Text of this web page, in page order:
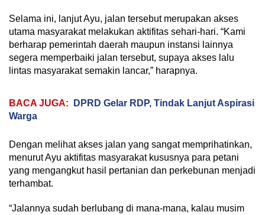
Selama ini, lanjut Ayu, jalan tersebut merupakan akses
utama masyarakat melakukan aktifitas sehari-hari. “Kami
berharap pemerintah daerah maupun instansi lainnya
segera memperbaiki jalan tersebut, supaya akses lalu
lintas masyarakat semakin lancar,” harapnya.
BACA JUGA:
DPRD Gelar RDP, Tindak Lanjut Aspirasi
Warga
Dengan melihat akses jalan yang sangat memprihatinkan,
menurut Ayu aktifitas masyarakat kususnya para petani
yang mengangkut hasil pertanian dan perkebunan menjadi
terhambat.
“Jalannya sudah berlubang di mana-mana, kalau musim